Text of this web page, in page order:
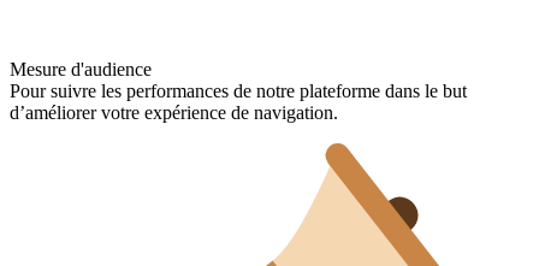
Mesure d'audience
Pour suivre les performances de notre plateforme dans le but
d’améliorer votre expérience de navigation.